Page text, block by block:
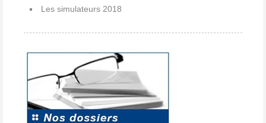
Les simulateurs 2018